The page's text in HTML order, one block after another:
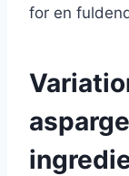
for en